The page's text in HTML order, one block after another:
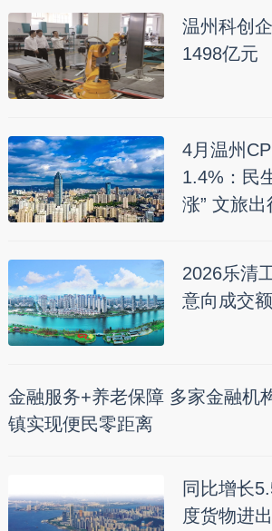
温州科创
1498亿元
4月温州
1.4%：民
涨” 文旅
2026乐清
意向成交
金融服务+养老保障 多家金融机
镇实现便民零距离
同比增长
度货物进